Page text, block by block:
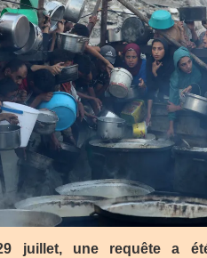
juillet, une requête a